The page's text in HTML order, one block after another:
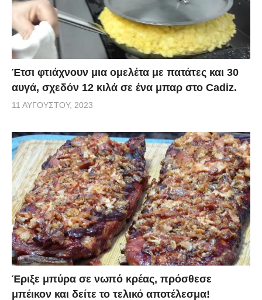
Έτσι φτιάχνουν μια ομελέτα με πατάτες και 30
αυγά, σχεδόν 12 κιλά σε ένα μπαρ στο Cadiz.
11 ΑΥΓΟΎΣΤΟΥ, 2023
Έριξε μπύρα σε νωπό κρέας, πρόσθεσε
μπέικον και δείτε το τελικό αποτέλεσμα!